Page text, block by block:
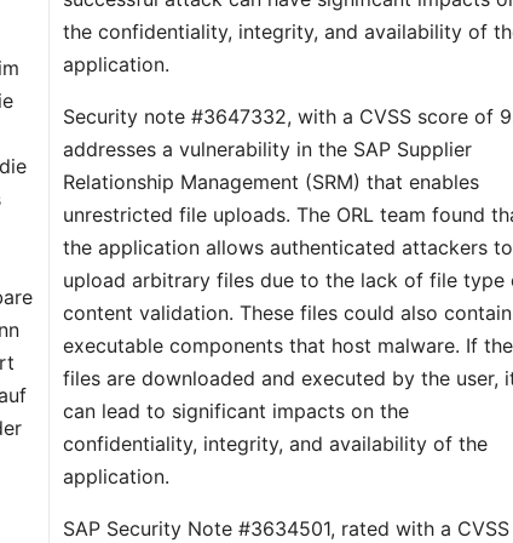
the confidentiality, integrity, and availability of
application.
Security note #3647332, with a CVSS score of
addresses a vulnerability in the SAP Supplier
Relationship Management (SRM) that enables
unrestricted file uploads. The ORL team found
the application allows authenticated attackers to
upload arbitrary files due to the lack of file type
content validation. These files could also contain
executable components that host malware. If
files are downloaded and executed by the user,
can lead to significant impacts on the
confidentiality, integrity, and availability of the
application.
SAP Security Note #3634501, rated with a CVSS